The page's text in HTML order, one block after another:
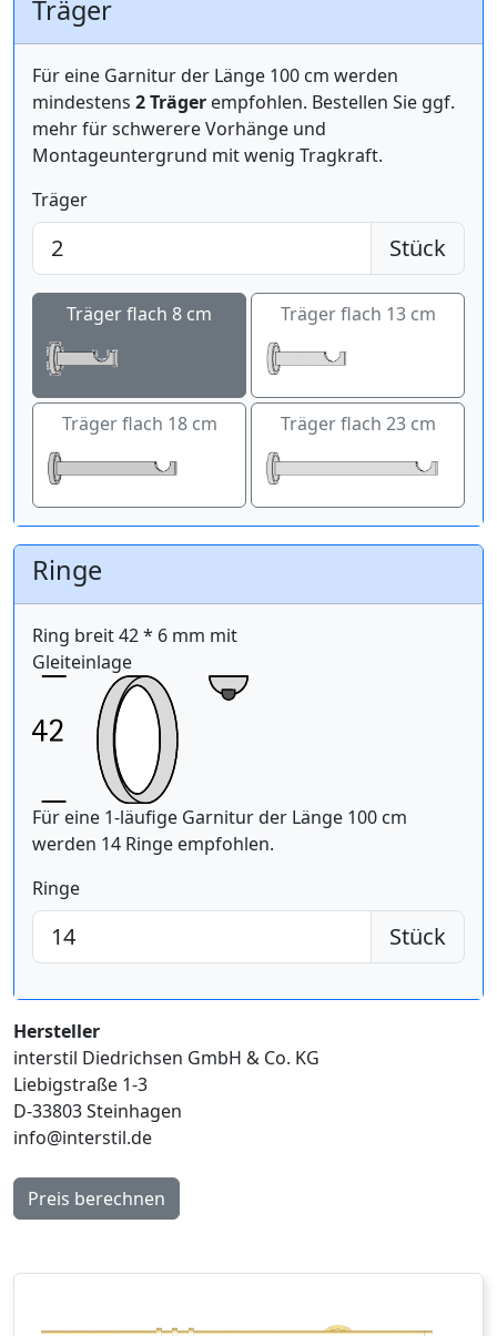
Träger
Für eine Garnitur der Länge 100 cm werden
mindestens 2 Träger empfohlen. Bestellen Sie ggf.
mehr für schwerere Vorhänge und
Montageuntergrund mit wenig Tragkraft.
Träger
Stück
Träger flach 8 cm Träger flach 13 cm
Träger flach 18 cm Träger flach 23 cm
Ringe
Ring breit 42 * 6 mm mit
Gleiteinlage
Für eine 1-läufige Garnitur der Länge 100 cm
werden 14 Ringe empfohlen.
Ringe
Stück
Hersteller
interstil Diedrichsen GmbH & Co. KG
Liebigstraße 1-3
D-33803 Steinhagen
info@interstil.de
Preis berechnen